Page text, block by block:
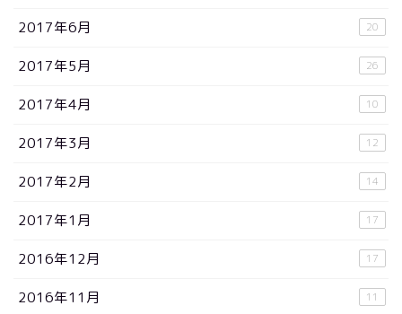
2017年6月 20
2017年5月 26
2017年4月 10
2017年3月 12
2017年2月 14
2017年1月 17
2016年12月 17
2016年11月 11